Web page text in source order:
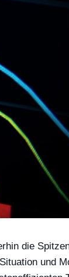
die
und